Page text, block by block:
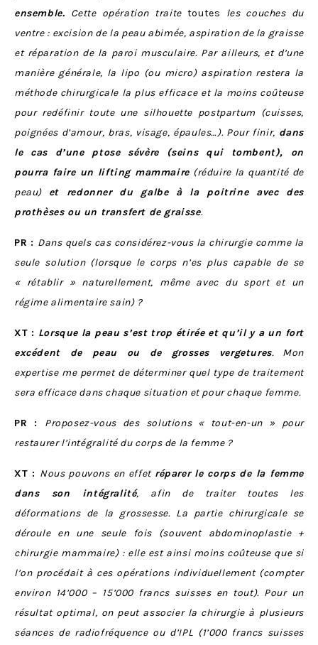
ensemble. Cette opération traite toutes les couches du
ventre : excision de la peau abimée, aspiration de la graisse
et réparation de la paroi musculaire. Par ailleurs, et d’une
manière générale, la lipo (ou micro) aspiration restera la
méthode chirurgicale la plus efficace et la moins coûteuse
pour redéfinir toute une silhouette postpartum (cuisses,
poignées d’amour, bras, visage, épaules…). Pour finir, dans
le cas d’une ptose sévère (seins qui tombent), on
pourra faire un lifting mammaire(réduire la quantité de
peau) et redonner du galbe à la poitrine avec des
prothèses ou un transfert de graisse.
PR : Dans quels cas considérez-vous la chirurgie comme la
seule solution (lorsque le corps n’es plus capable de se
« rétablir » naturellement, même avec du sport et un
régime alimentaire sain) ?
XT : Lorsque la peau s’est trop étirée et qu’il y a un fort
excédent de peau ou de grosses vergetures. Mon
expertise me permet de déterminer quel type de traitement
sera efficace dans chaque situation et pour chaque femme.
PR : Proposez-vous des solutions « tout-en-un » pour
restaurer l’intégralité du corps de la femme ?
XT : Nous pouvons en effet réparer le corps de la femme
dans son intégralité, afin de traiter toutes les
déformations de la grossesse. La partie chirurgicale se
déroule en une seule fois (souvent abdominoplastie +
chirurgie mammaire) : elle est ainsi moins coûteuse que si
l’on procédait à ces opérations individuellement (compter
environ 14’000 – 15’000 francs suisses en tout). Pour un
résultat optimal, on peut associer la chirurgie à plusieurs
séances de radiofréquence ou d’IPL (1’000 francs suisses